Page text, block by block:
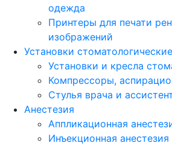
одежда
Принтеры для печати
изображений
Установки
Установки и кресла
Компрессоры,
Стулья врача и
Анестезия
Аппликационная
Инъекционная анестезия